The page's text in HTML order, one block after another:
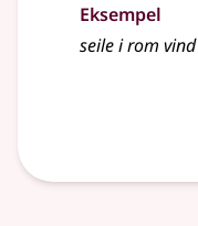
Eksempel
seile i rom vind